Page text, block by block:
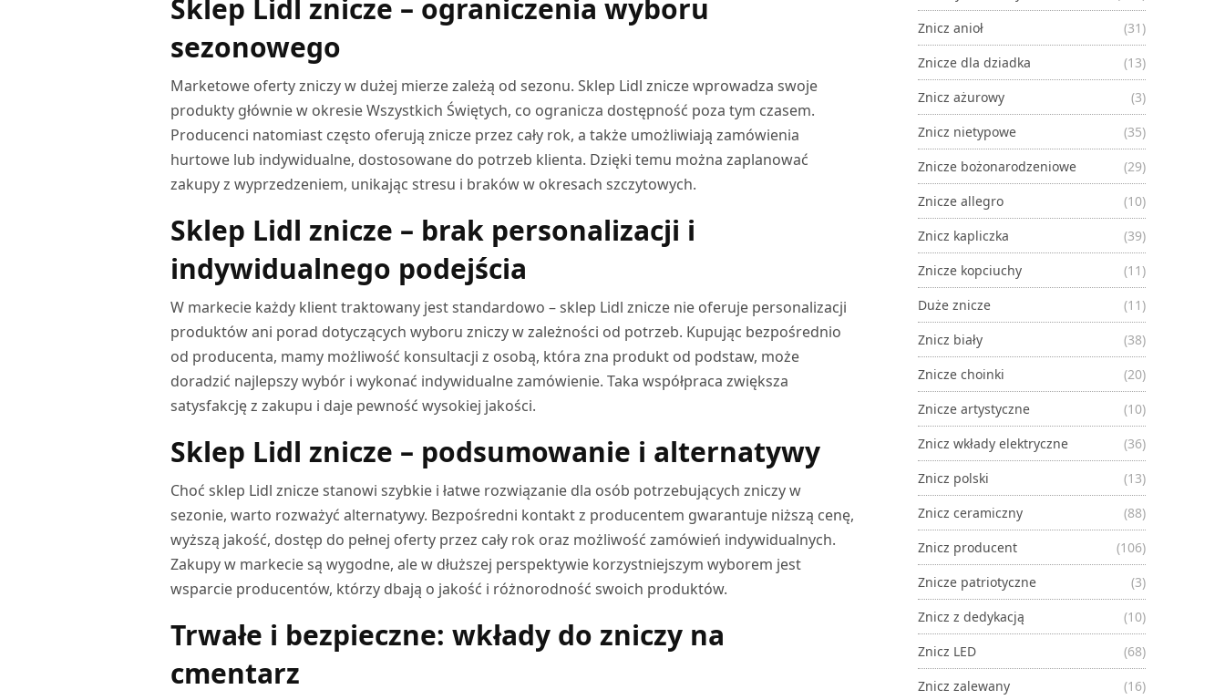
Sklep Lidl znicze – ograniczenia wyboru
sezonowego
Marketowe oferty zniczy w dużej mierze zależą od sezonu. Sklep Lidl znicze wprowadza swoje
produkty głównie w okresie Wszystkich Świętych, co ogranicza dostępność poza tym czasem.
Producenci natomiast często oferują znicze przez cały rok, a także umożliwiają zamówienia
hurtowe lub indywidualne, dostosowane do potrzeb klienta. Dzięki temu można zaplanować
zakupy z wyprzedzeniem, unikając stresu i braków w okresach szczytowych.
Sklep Lidl znicze – brak personalizacji i
indywidualnego podejścia
W markecie każdy klient traktowany jest standardowo – sklep Lidl znicze nie oferuje personalizacji
produktów ani porad dotyczących wyboru zniczy w zależności od potrzeb. Kupując bezpośrednio
od producenta, mamy możliwość konsultacji z osobą, która zna produkt od podstaw, może
doradzić najlepszy wybór i wykonać indywidualne zamówienie. Taka współpraca zwiększa
satysfakcję z zakupu i daje pewność wysokiej jakości.
Sklep Lidl znicze – podsumowanie i alternatywy
Choć sklep Lidl znicze stanowi szybkie i łatwe rozwiązanie dla osób potrzebujących zniczy w
sezonie, warto rozważyć alternatywy. Bezpośredni kontakt z producentem gwarantuje niższą cenę,
wyższą jakość, dostęp do pełnej oferty przez cały rok oraz możliwość zamówień indywidualnych.
Zakupy w markecie są wygodne, ale w dłuższej perspektywie korzystniejszym wyborem jest
wsparcie producentów, którzy dbają o jakość i różnorodność swoich produktów.
Trwałe i bezpieczne: wkłady do zniczy na
cmentarz
Znicz anioł
(31)
Znicze dla dziadka
(13)
Znicz ażurowy
(3)
Znicz nietypowe
(35)
Znicze bożonarodzeniowe
(29)
Znicze allegro
(10)
Znicz kapliczka
(39)
Znicze kopciuchy
(11)
Duże znicze
(11)
Znicz biały
(38)
Znicze choinki
(20)
Znicze artystyczne
(10)
Znicz wkłady elektryczne
(36)
Znicz polski
(13)
Znicz ceramiczny
(88)
Znicz producent
(106)
Znicze patriotyczne
(3)
Znicz z dedykacją
(10)
Znicz LED
(68)
Znicz zalewany
(16)